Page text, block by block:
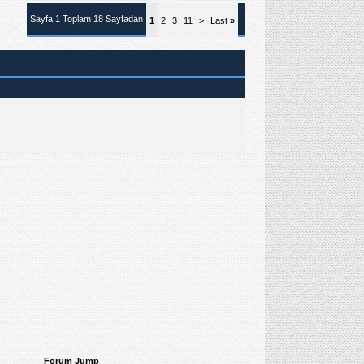
Sayfa 1 Toplam 18 Sayfadan 1 2 3 11 > Last »
Forum Jump